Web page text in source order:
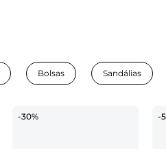
Bolsas Sandálias
-30% -